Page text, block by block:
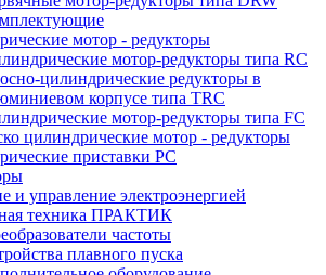
мотор - редукторы
мотор-редукторы типа RC
цилиндрические редукторы в
корпусе типа TRC
мотор-редукторы типа FC
цилиндрические мотор - редукторы
приставки PC
и управление электроэнергией
техника ПРАКТИК
частоты
плавного пуска